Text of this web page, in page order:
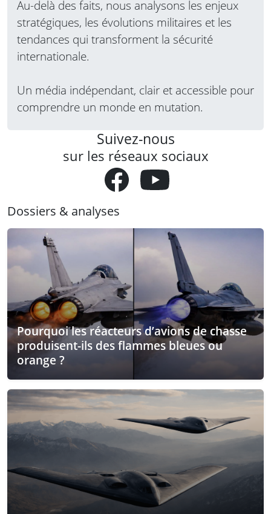
Au-delà des faits, nous analysons les enjeux
stratégiques, les évolutions militaires et les
tendances qui transforment la sécurité
internationale.
Un média indépendant, clair et accessible pour
comprendre un monde en mutation.
Suivez-nous
sur les réseaux sociaux
Dossiers & analyses
Pourquoi les réacteurs d’avions de chasse
produisent-ils des flammes bleues ou
orange ?